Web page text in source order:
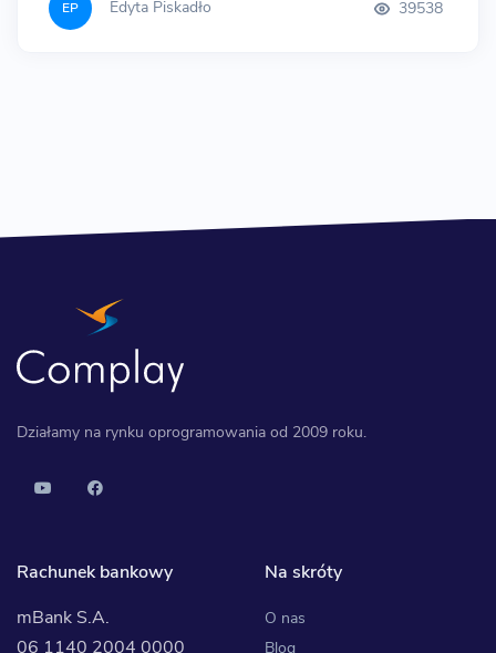
EP Edyta Piskadło 39538
Działamy na rynku oprogramowania od 2009 roku.
Rachunek bankowy
mBank S.A.
06 1140 2004 0000
Na skróty
O nas
Blog